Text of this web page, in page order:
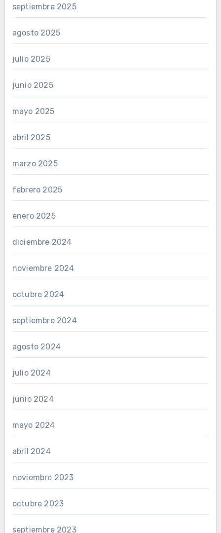
septiembre 2025
agosto 2025
julio 2025
junio 2025
mayo 2025
abril 2025
marzo 2025
febrero 2025
enero 2025
diciembre 2024
noviembre 2024
octubre 2024
septiembre 2024
agosto 2024
julio 2024
junio 2024
mayo 2024
abril 2024
noviembre 2023
octubre 2023
septiembre 2023